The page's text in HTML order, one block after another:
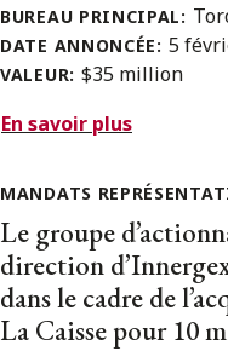
BUREAU PRINCIPAL:
DATE ANNONCÉE: 5
VALEUR: $35 million
En savoir plus
MANDATS
Le groupe
direction
dans le cadre de
La Caisse pour 10